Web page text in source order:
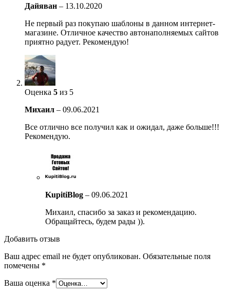
Дайяван – 13.10.2020
Не первый раз покупаю шаблоны в данном интернет-
магазине. Отличное качество автонаполняемых сайтов
приятно радует. Рекомендую!
Оценка 5 из 5
Михаил – 09.06.2021
Все отлично все получил как и ожидал, даже больше!!!
Рекомендую.
KupitiBlog – 09.06.2021
Михаил, спасибо за заказ и рекомендацию.
Обращайтесь, будем рады )).
Добавить отзыв
Ваш адрес email не будет опубликован. Обязательные поля
помечены *
Ваша оценка *